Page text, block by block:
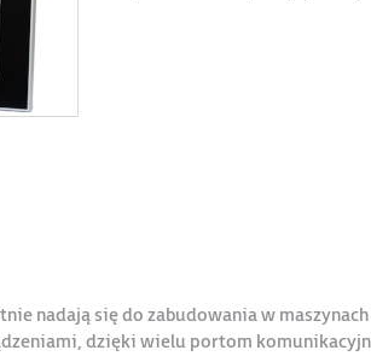
nadają się do zabudowania w
dzięki wielu portom